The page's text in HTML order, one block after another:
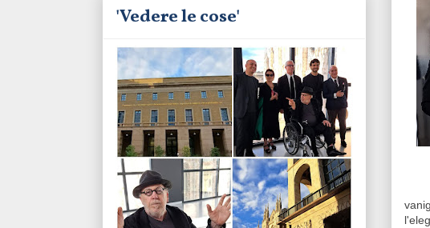
'Vedere le cose'